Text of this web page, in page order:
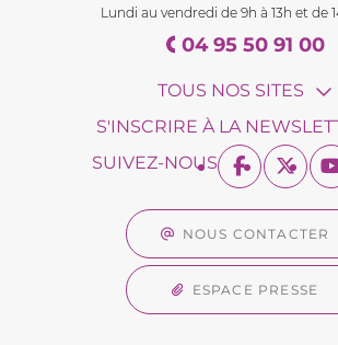
Lundi au vendredi de 9h à 13h et de
04 95 50 91 00
TOUS NOS SITES
S'INSCRIRE À LA
SUIVEZ-NOUS
NOUS CONTACTER
ESPACE PRESSE